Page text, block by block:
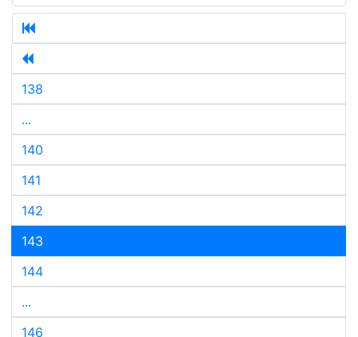
138
...
140
141
142
143
144
...
146